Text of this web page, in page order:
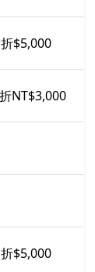
$5,000
NT$3,000
$5,000